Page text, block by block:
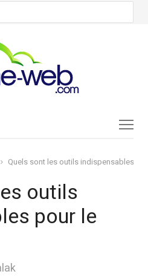
Quels sont les outils indispensables
outils
pour le